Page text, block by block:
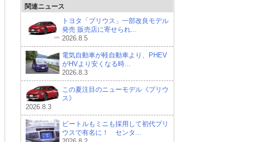
関連ニュース
トヨタ「プリウス」一部改良モデル
発売 販売店に寄せられ...
2026.8.5
電気自動車が軽自動車より、PHEV
がHVより安くなる時...
2026.8.3
この夏注目のニューモデル《プリウ
ス》
2026.8.3
ビートルもミニも採用して初代プリ
ウスで有名に！ センタ...